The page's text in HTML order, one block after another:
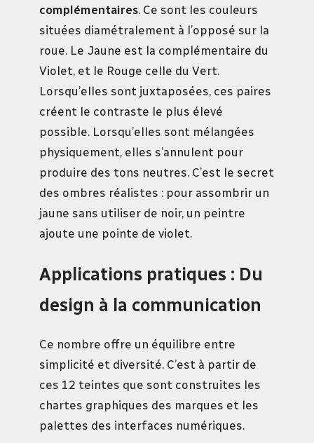
complémentaires. Ce sont les couleurs
situées diamétralement à l’opposé sur la
roue. Le Jaune est la complémentaire du
Violet, et le Rouge celle du Vert.
Lorsqu’elles sont juxtaposées, ces paires
créent le contraste le plus élevé
possible. Lorsqu’elles sont mélangées
physiquement, elles s’annulent pour
produire des tons neutres. C’est le secret
des ombres réalistes : pour assombrir un
jaune sans utiliser de noir, un peintre
ajoute une pointe de violet.
Applications pratiques : Du
design à la communication
Ce nombre offre un équilibre entre
simplicité et diversité. C’est à partir de
ces 12 teintes que sont construites les
chartes graphiques des marques et les
palettes des interfaces numériques.